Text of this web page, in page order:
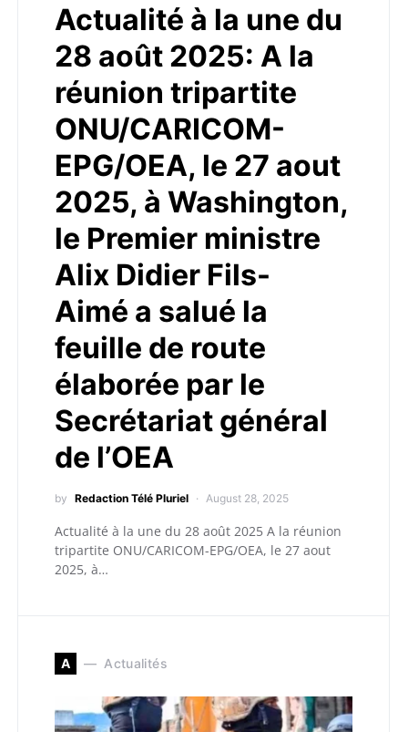
Actualité à la une du
28 août 2025: A la
réunion tripartite
ONU/CARICOM-
EPG/OEA, le 27 aout
2025, à Washington,
le Premier ministre
Alix Didier Fils-
Aimé a salué la
feuille de route
élaborée par le
Secrétariat général
de l’OEA
by Redaction Télé Pluriel August 28, 2025
Actualité à la une du 28 août 2025 A la réunion
tripartite ONU/CARICOM-EPG/OEA, le 27 aout
2025, à…
A Actualités